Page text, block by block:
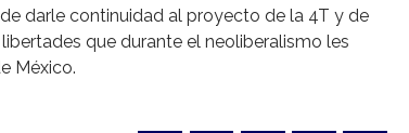
darle continuidad al proyecto de la 4T y de
que durante el neoliberalismo les
México.